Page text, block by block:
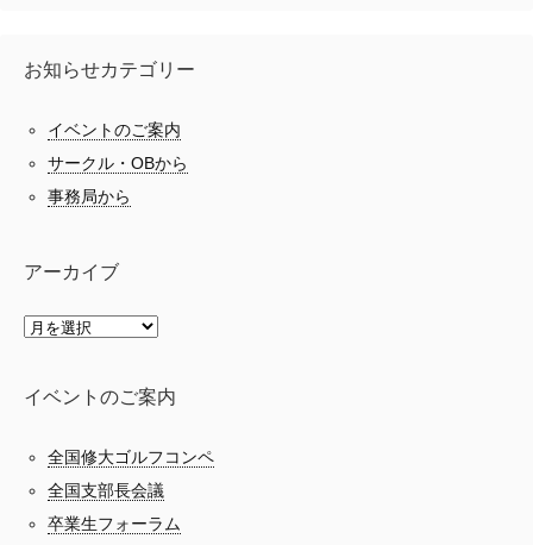
お知らせカテゴリー
イベントのご案内
サークル・OBから
事務局から
アーカイブ
イベントのご案内
全国修大ゴルフコンペ
全国支部長会議
卒業生フォーラム